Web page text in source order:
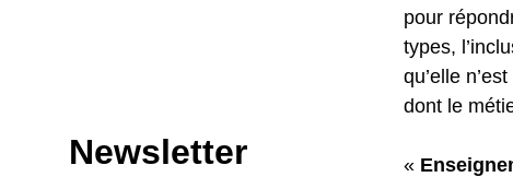
pour
types,
qu’elle
dont le
«